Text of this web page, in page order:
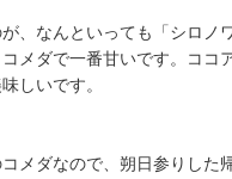
、なんといっても「シロノ
メダで一番甘いです。ココ
しいです。
メダなので、朔日参りした